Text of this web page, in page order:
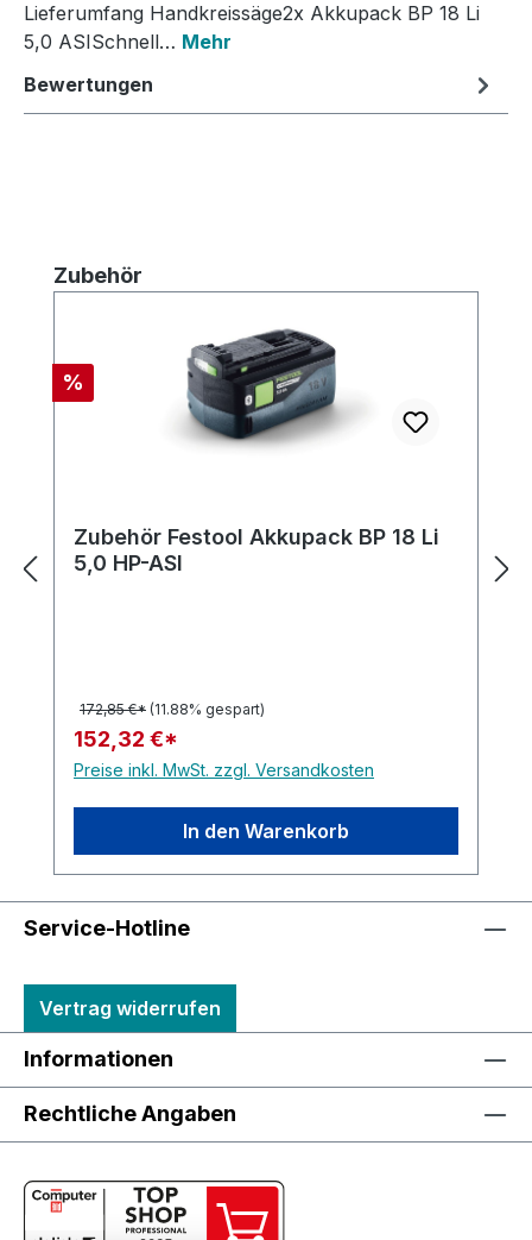
Lieferumfang Handkreissäge2x Akkupack BP 18 Li
5,0 ASISchnell… Mehr
Bewertungen
Produktgalerie überspringen
Zubehör
Rabatt
%
Zubehör Festool Akkupack BP 18 Li
5,0 HP-ASI
172,85 €* (11.88% gespart)
152,32 €*
Preise inkl. MwSt. zzgl. Versandkosten
In den Warenkorb
Service-Hotline
Vertrag widerrufen
Informationen
Rechtliche Angaben